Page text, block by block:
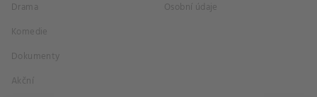
Drama
Komedie
Dokumenty
Akční
Osobní údaje